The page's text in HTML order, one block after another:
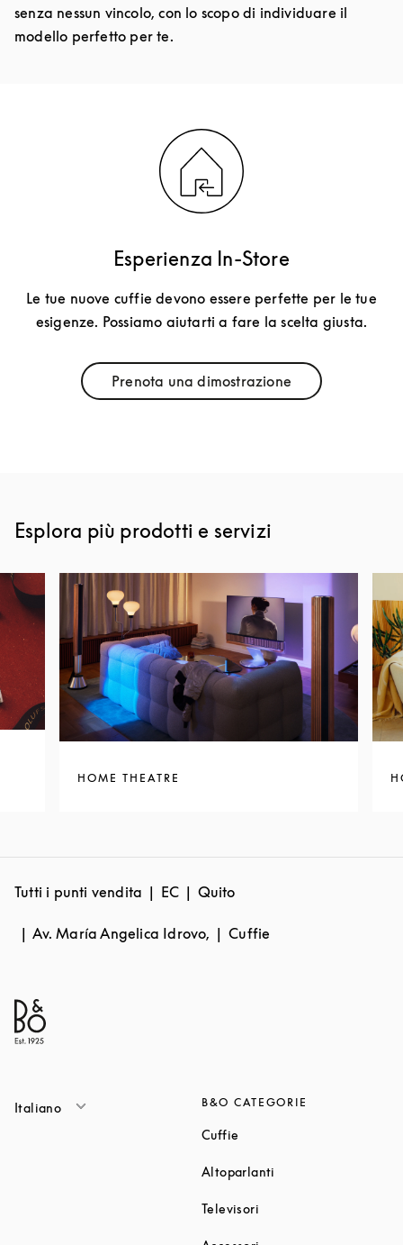
senza nessun vincolo, con lo scopo di individuare il
modello perfetto per te.
Esperienza In-Store
Le tue nuove cuffie devono essere perfette per le tue
esigenze. Possiamo aiutarti a fare la scelta giusta.
Prenota una dimostrazione
Link Opens in New Tab
Esplora più prodotti e servizi
HOME THEATRE
Tutti i punti vendita EC Quito
Av. María Angelica Idrovo, Cuffie
Italiano B&O CATEGORIE
Cuffie
Altoparlanti
Televisori